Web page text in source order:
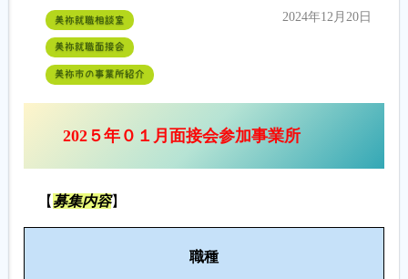
地域連携事業
求人情報検索
履歴書ジェネレーター
美祢就職相談室
美祢就職面接会
美祢市の事業所紹介
2024年12月20日
202５年０１月面接会参加事業所
【 募集内容】
職種